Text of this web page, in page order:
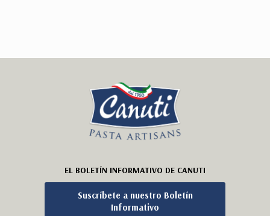
EL BOLETÍN INFORMATIVO DE CANUTI
Suscríbete a nuestro Boletín
Informativo